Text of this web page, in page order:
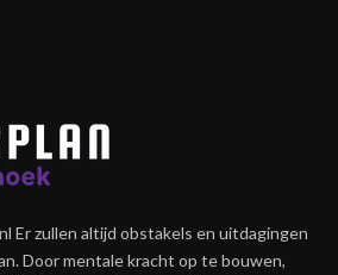
Er zullen altijd obstakels en uitdagingen
Door mentale kracht op te bouwen,